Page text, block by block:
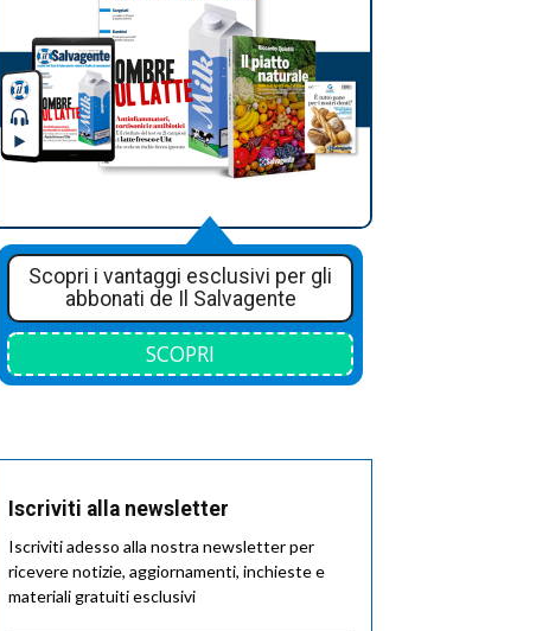
Scopri i vantaggi esclusivi per gli
abbonati de Il Salvagente
SCOPRI
Iscriviti alla newsletter
Iscriviti adesso alla nostra newsletter per
ricevere notizie, aggiornamenti, inchieste e
materiali gratuiti esclusivi